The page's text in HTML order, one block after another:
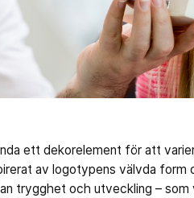
ett dekorelement för att
av logotypens välvda
trygghet och utveckling – som